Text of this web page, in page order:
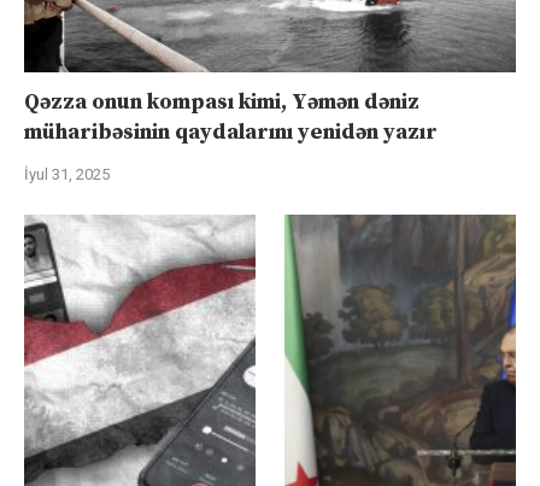
Qəzza onun kompası kimi, Yəmən dəniz
müharibəsinin qaydalarını yenidən yazır
İyul 31, 2025